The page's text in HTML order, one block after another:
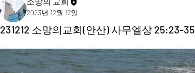
2023년 12월 12일
231212 소망의교회(안산) 사무엘상 25:23-35